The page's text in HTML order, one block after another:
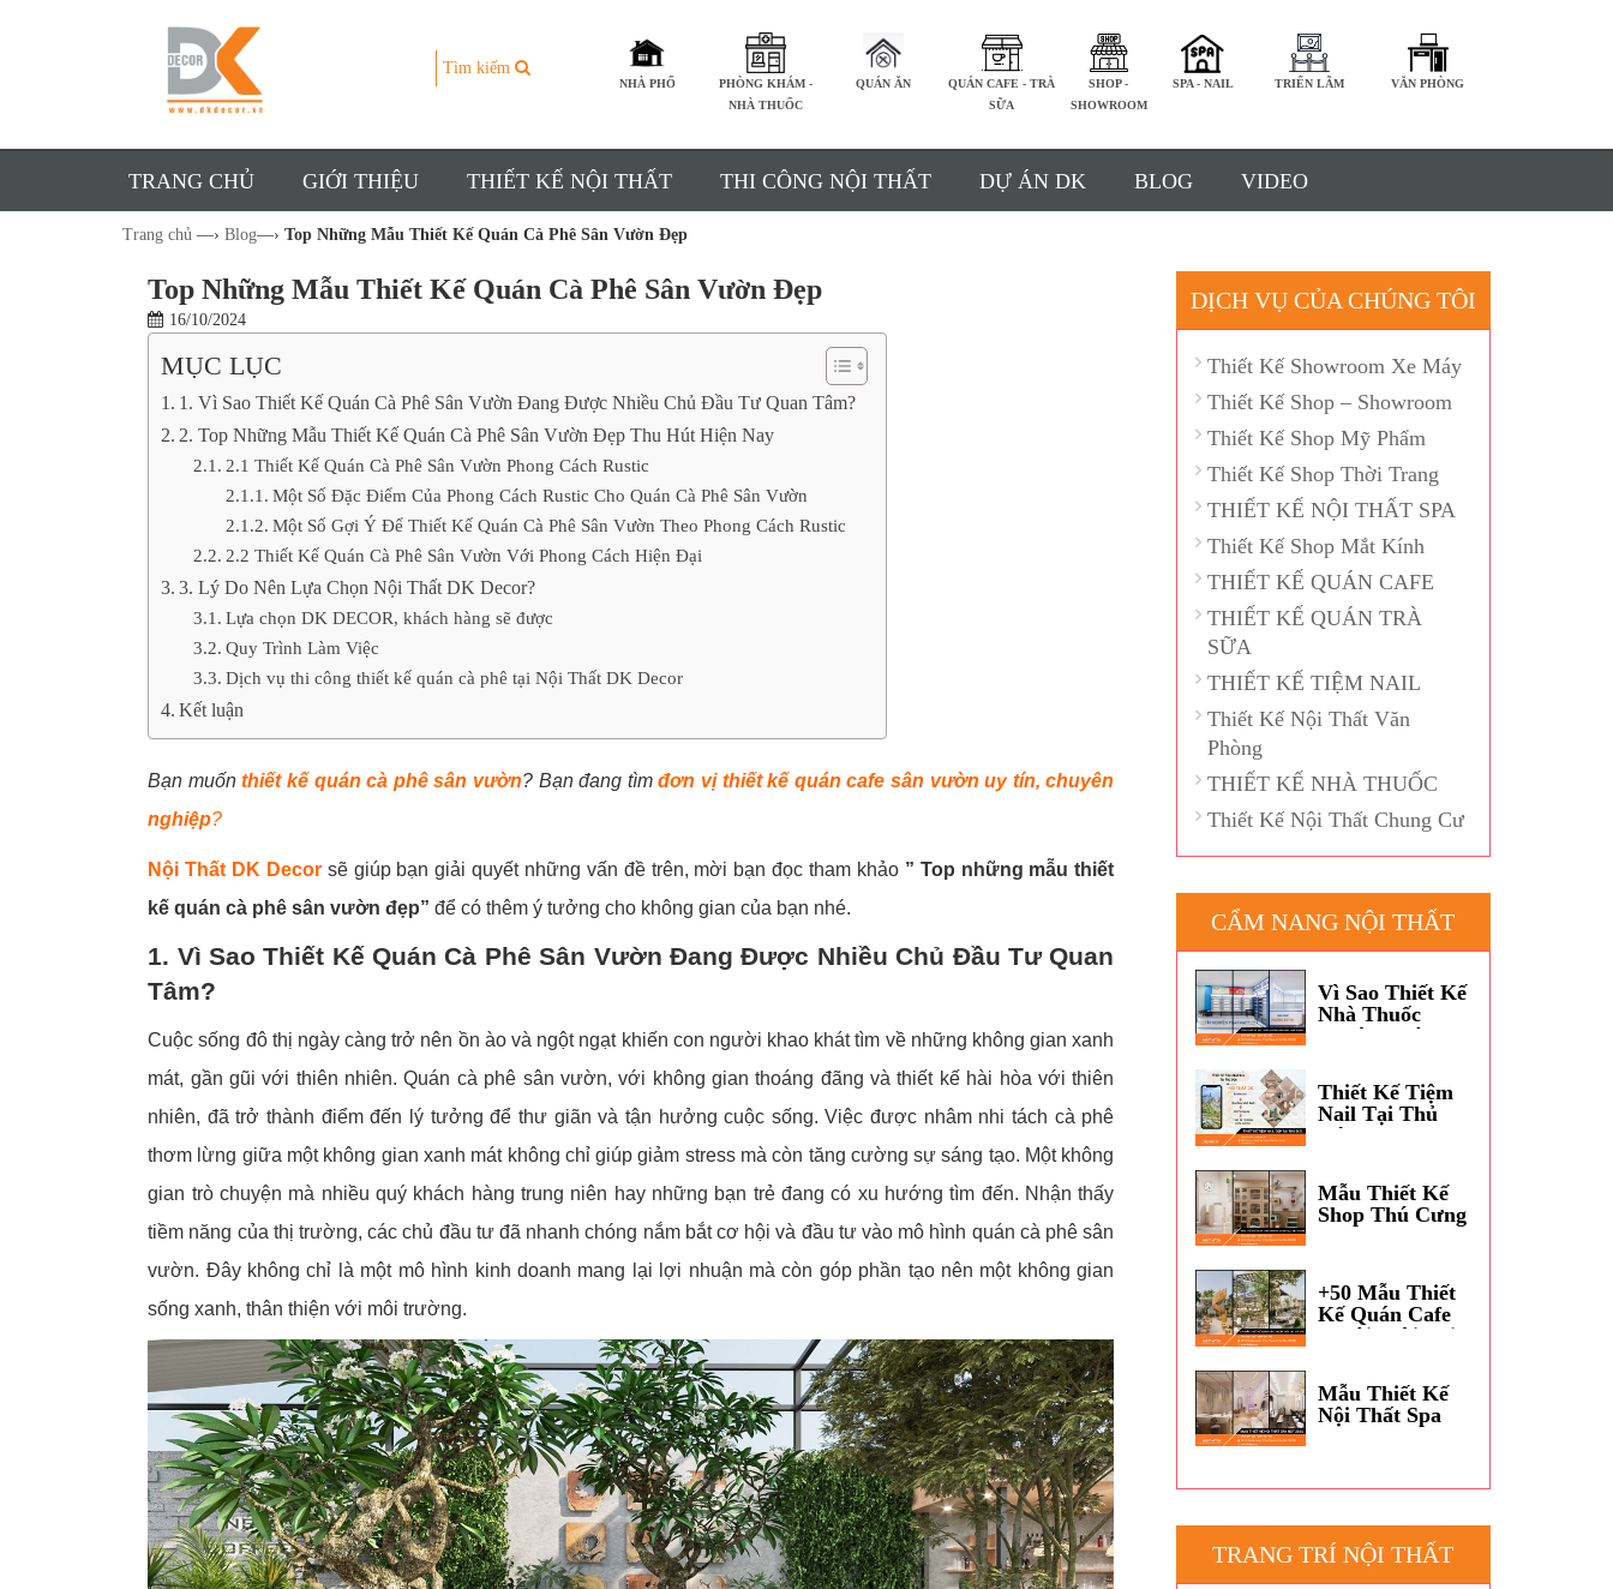
Tìm kiếm
NHÀ PHỐ
PHÒNG KHÁM -
NHÀ THUỐC
QUÁN ĂN
QUÁN CAFE - TRÀ
SỮA
SHOP -
SHOWROOM
SPA - NAIL TRIỂN LÃM VĂN PHÒNG
TRANG CHỦ GIỚI THIỆU THIẾT KẾ NỘI THẤT THI CÔNG NỘI THẤT DỰ ÁN DK BLOG VIDEO
Trang chủ —› Blog—› Top Những Mẫu Thiết Kế Quán Cà Phê Sân Vườn Đẹp
Top Những Mẫu Thiết Kế Quán Cà Phê Sân Vườn Đẹp
16/10/2024
MỤC LỤC
1. Vì Sao Thiết Kế Quán Cà Phê Sân Vườn Đang Được Nhiều Chủ Đầu Tư Quan Tâm?
2. Top Những Mẫu Thiết Kế Quán Cà Phê Sân Vườn Đẹp Thu Hút Hiện Nay
2.1 Thiết Kế Quán Cà Phê Sân Vườn Phong Cách Rustic
Một Số Đặc Điểm Của Phong Cách Rustic Cho Quán Cà Phê Sân Vườn
Một Số Gợi Ý Để Thiết Kế Quán Cà Phê Sân Vườn Theo Phong Cách Rustic
2.2 Thiết Kế Quán Cà Phê Sân Vườn Với Phong Cách Hiện Đại
3. Lý Do Nên Lựa Chọn Nội Thất DK Decor?
Lựa chọn DK DECOR, khách hàng sẽ được
Quy Trình Làm Việc
Dịch vụ thi công thiết kế quán cà phê tại Nội Thất DK Decor
Kết luận
Bạn muốnthiết kế quán cà phêsân vườn? Bạn đang tìmđơn vị thiết kế quán cafe sân vườn uy tín, chuyên
nghiệp?
Nội Thất DK Decorsẽ giúp bạn giải quyết những vấn đề trên, mời bạn đọc tham khảo ” Top những mẫu thiết
kế quán cà phê sân vườn đẹp” để có thêm ý tưởng cho không gian của bạn nhé.
1. Vì Sao Thiết Kế Quán Cà Phê Sân Vườn Đang Được Nhiều Chủ Đầu Tư Quan
Tâm?
Cuộc sống đô thị ngày càng trở nên ồn ào và ngột ngạt khiến con người khao khát tìm về những không gian xanh
mát, gần gũi với thiên nhiên. Quán cà phê sân vườn, với không gian thoáng đãng và thiết kế hài hòa với thiên
nhiên, đã trở thành điểm đến lý tưởng để thư giãn và tận hưởng cuộc sống. Việc được nhâm nhi tách cà phê
thơm lừng giữa một không gian xanh mát không chỉ giúp giảm stress mà còn tăng cường sự sáng tạo. Một không
gian trò chuyện mà nhiều quý khách hàng trung niên hay những bạn trẻ đang có xu hướng tìm đến. Nhận thấy
tiềm năng của thị trường, các chủ đầu tư đã nhanh chóng nắm bắt cơ hội và đầu tư vào mô hình quán cà phê sân
vườn. Đây không chỉ là một mô hình kinh doanh mang lại lợi nhuận mà còn góp phần tạo nên một không gian
sống xanh, thân thiện với môi trường.
DỊCH VỤ CỦA CHÚNG TÔI
Thiết Kế Showroom Xe Máy
Thiết Kế Shop – Showroom
Thiết Kế Shop Mỹ Phẩm
Thiết Kế Shop Thời Trang
THIẾT KẾ NỘI THẤT SPA
Thiết Kế Shop Mắt Kính
THIẾT KẾ QUÁN CAFE
THIẾT KẾ QUÁN TRÀ
SỮA
THIẾT KẾ TIỆM NAIL
Thiết Kế Nội Thất Văn
Phòng
THIẾT KẾ NHÀ THUỐC
Thiết Kế Nội Thất Chung Cư
CẨM NANG NỘI THẤT
Vì Sao Thiết Kế
Nhà Thuốc
Thường Dùng
Dương?
Thiết Kế Tiệm
Nail Tại Thủ
Đức
Mẫu Thiết Kế
Shop Thú Cưng
+50 Mẫu Thiết
Kế Quán Cafe
Ngoài Trời Tại
Mẫu Thiết Kế
Nội Thất Spa
TRANG TRÍ NỘI THẤT